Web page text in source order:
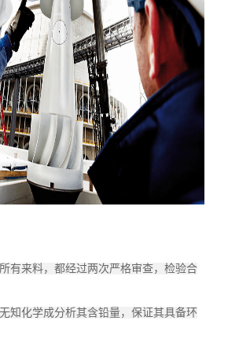
有来料，都经过两次严格审查，检验合
知化学成分析其含铅量，保证其具备环